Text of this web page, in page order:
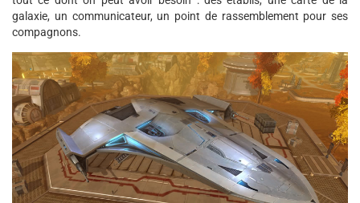
galaxie, un communicateur, un point de rassemblement pour ses
compagnons.